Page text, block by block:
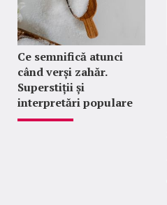
Ce semnifică atunci
când verși zahăr.
Superstiții și
interpretări populare